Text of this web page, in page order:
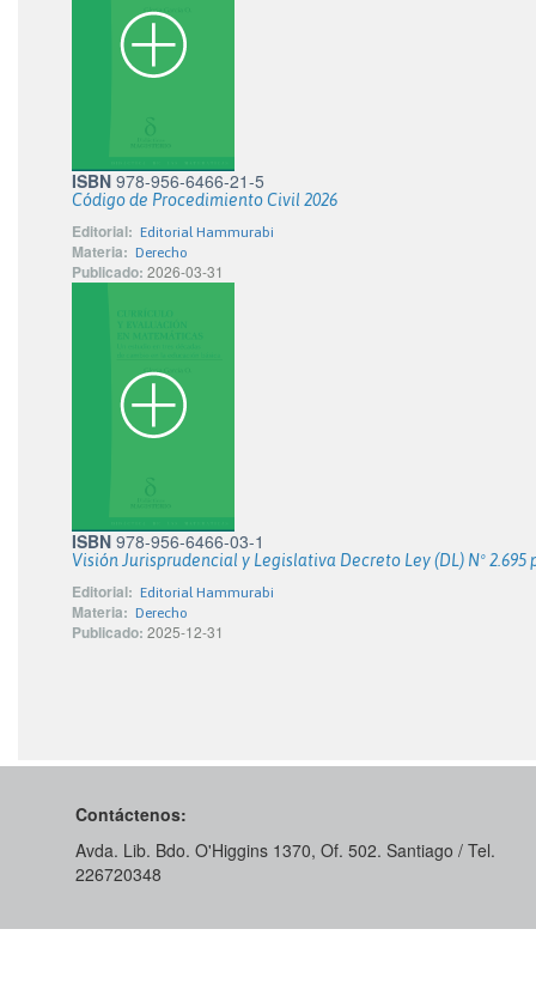
ISBN 978-956-6466-21-5
Código de Procedimiento Civil 2026
Editorial: Editorial Hammurabi
Materia: Derecho
Publicado: 2026-03-31
ISBN 978-956-6466-03-1
Visión Jurisprudencial y Legislativa Decreto Ley (DL) Nº
Editorial: Editorial Hammurabi
Materia: Derecho
Publicado: 2025-12-31
Contáctenos:
Avda. Lib. Bdo. O'Higgins 1370, Of. 502. Santiago / Tel.
226720348